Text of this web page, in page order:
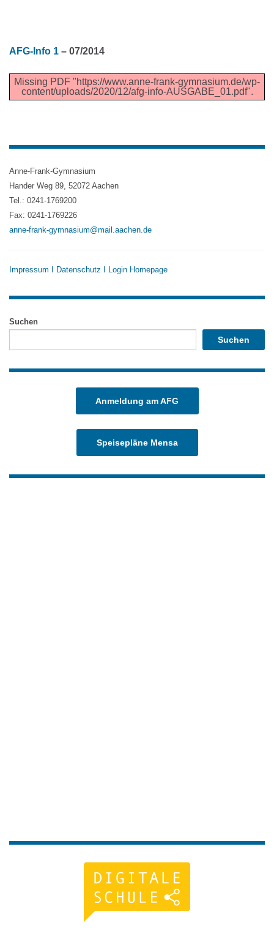
AFG-Info 1 – 07/2014
Missing PDF "https://www.anne-frank-gymnasium.de/wp-
content/uploads/2020/12/afg-info-AUSGABE_01.pdf".
Anne-Frank-Gymnasium
Hander Weg 89, 52072 Aachen
Tel.: 0241-1769200
Fax: 0241-1769226
anne-frank-gymnasium@mail.aachen.de
Impressum Datenschutz Login Homepage
Suchen
Suchen
Anmeldung am AFG
Speisepläne Mensa